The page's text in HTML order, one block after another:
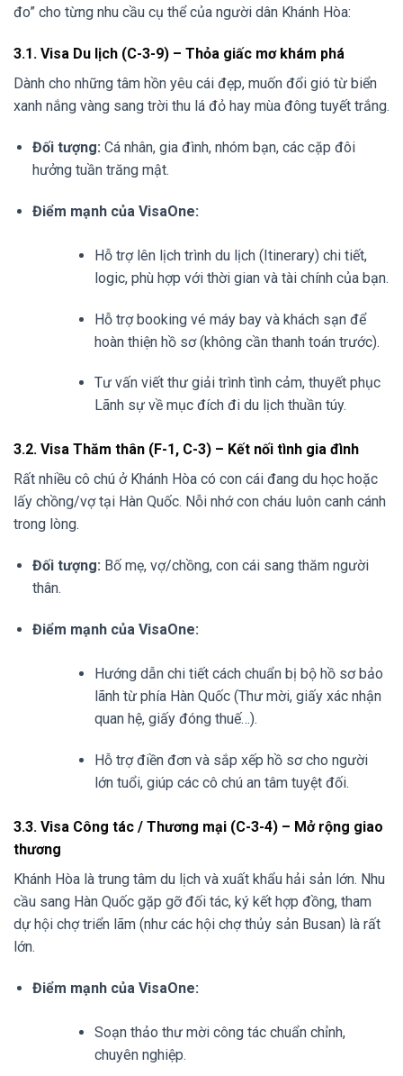
đo” cho từng nhu cầu cụ thể của người dân Khánh Hòa:
3.1. Visa Du lịch (C-3-9) – Thỏa giấc mơ khám phá
Dành cho những tâm hồn yêu cái đẹp, muốn đổi gió từ biển
xanh nắng vàng sang trời thu lá đỏ hay mùa đông tuyết trắng.
Đối tượng: Cá nhân, gia đình, nhóm bạn, các cặp đôi
hưởng tuần trăng mật.
Điểm mạnh của VisaOne:
Hỗ trợ lên lịch trình du lịch (Itinerary) chi tiết,
logic, phù hợp với thời gian và tài chính của bạn.
Hỗ trợ booking vé máy bay và khách sạn để
hoàn thiện hồ sơ (không cần thanh toán trước).
Tư vấn viết thư giải trình tình cảm, thuyết phục
Lãnh sự về mục đích đi du lịch thuần túy.
3.2. Visa Thăm thân (F-1, C-3) – Kết nối tình gia đình
Rất nhiều cô chú ở Khánh Hòa có con cái đang du học hoặc
lấy chồng/vợ tại Hàn Quốc. Nỗi nhớ con cháu luôn canh cánh
trong lòng.
Đối tượng: Bố mẹ, vợ/chồng, con cái sang thăm người
thân.
Điểm mạnh của VisaOne:
Hướng dẫn chi tiết cách chuẩn bị bộ hồ sơ bảo
lãnh từ phía Hàn Quốc (Thư mời, giấy xác nhận
quan hệ, giấy đóng thuế…).
Hỗ trợ điền đơn và sắp xếp hồ sơ cho người
lớn tuổi, giúp các cô chú an tâm tuyệt đối.
3.3. Visa Công tác / Thương mại (C-3-4) – Mở rộng giao
thương
Khánh Hòa là trung tâm du lịch và xuất khẩu hải sản lớn. Nhu
cầu sang Hàn Quốc gặp gỡ đối tác, ký kết hợp đồng, tham
dự hội chợ triển lãm (như các hội chợ thủy sản Busan) là rất
lớn.
Điểm mạnh của VisaOne:
Soạn thảo thư mời công tác chuẩn chỉnh,
chuyên nghiệp.